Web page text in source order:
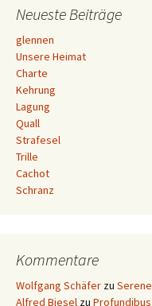
Neueste Beiträge
glennen
Unsere Heimat
Charte
Kehrung
Lagung
Quall
Strafesel
Trille
Cachot
Schranz
Kommentare
Wolfgang Schäfer zu
Alfred Biesel zu Profundibus